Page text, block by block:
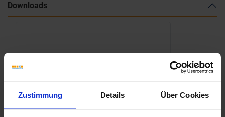
Zustimmung Details Über Cookies
Downloads